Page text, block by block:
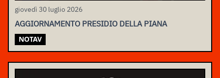
giovedì 30 luglio 2026
AGGIORNAMENTO PRESIDIO DELLA PIANA
NOTAV